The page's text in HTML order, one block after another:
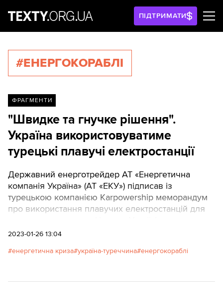
ПІДТРИМАТИ
#ЕНЕРГОКОРАБЛІ
ФРАГМЕНТИ
"Швидке та гнучке рішення".
Україна використовуватиме
турецькі плавучі електростанції
Державний енерготрейдер АТ «Енергетична
компанія Україна» (АТ «ЕКУ») підписав із
турецькою компанією Karpowership меморандум
про використання плавучих електростанцій для
2023-01-26 13:04
енергетична криза україна-туреччина енергокораблі